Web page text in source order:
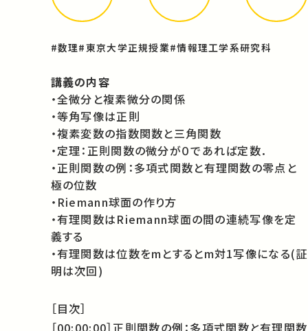
#数理#東京大学正規授業#情報理工学系研究科
講義の内容
・全微分と複素微分の関係
・等角写像は正則
・複素変数の指数関数と三角関数
・定理：正則関数の微分が０であれば定数．
・正則関数の例：多項式関数と有理関数の零点と
極の位数
・Riemann球面の作り方
・有理関数はRiemann球面の間の連続写像を定
義する
・有理関数は位数をmとするとm対1写像になる(証
明は次回)
［目次］
［00:00:00］正則関数の例：多項式関数と有理関数